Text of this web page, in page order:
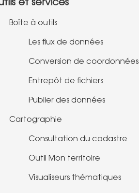
et services
Boîte à outils
Les flux de données
Conversion de coordonnées
Entrepôt de fichiers
Publier des données
Cartographie
Consultation du cadastre
Outil Mon territoire
Visualiseurs thématiques